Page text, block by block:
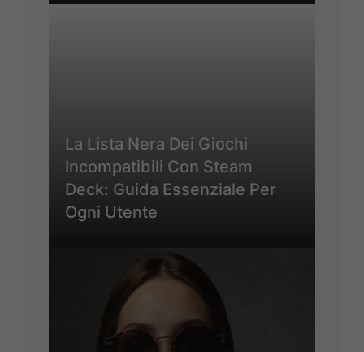
La Lista Nera Dei Giochi
Incompatibili Con Steam
Deck: Guida Essenziale Per
Ogni Utente